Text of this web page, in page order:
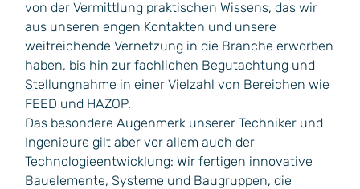
von der Vermittlung praktischen Wissens, das wir
aus unseren engen Kontakten und unsere
weitreichende Vernetzung in die Branche erworben
haben, bis hin zur fachlichen Begutachtung und
Stellungnahme in einer Vielzahl von Bereichen wie
FEED und HAZOP.
Das besondere Augenmerk unserer Techniker und
Ingenieure gilt aber vor allem auch der
Technologieentwicklung: Wir fertigen innovative
Bauelemente, Systeme und Baugruppen, die